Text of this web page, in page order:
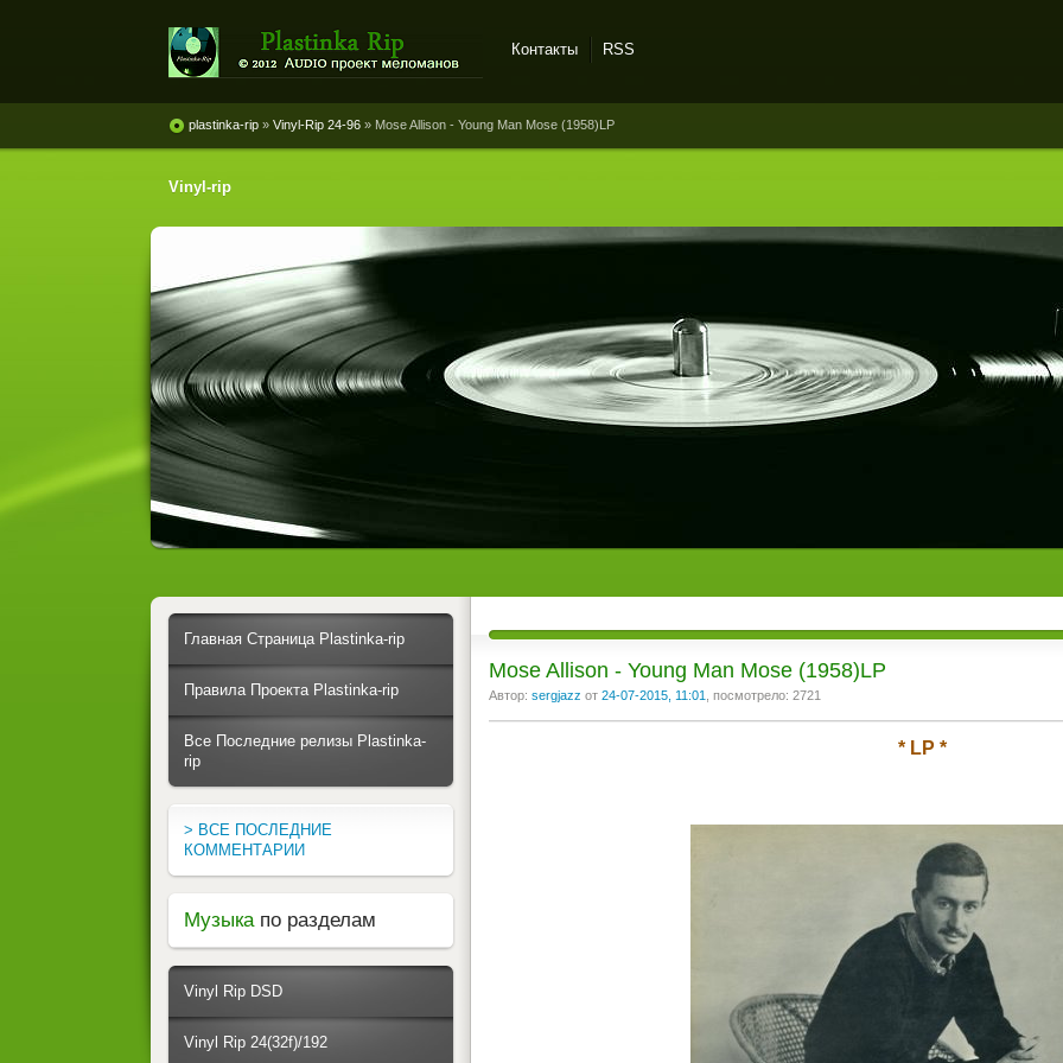
винила и магнитоальбомов
Контакты RSS
plastinka-rip » Vinyl-Rip 24-96 » Mose Allison - Young Man Mose (1958)LP
Vinyl-rip
Mose Allison - Young Man Mose (1958)LP
Автор: sergjazz от 24-07-2015, 11:01 , посмотрело: 2721
* LP *
Главная Страница Plastinka-rip
Правила Проекта Plastinka-rip
Все Последние релизы Plastinka-
rip
> ВСЕ ПОСЛЕДНИЕ
КОММЕНТАРИИ
Музыка по разделам
Vinyl Rip DSD
Vinyl Rip 24(32f)/192